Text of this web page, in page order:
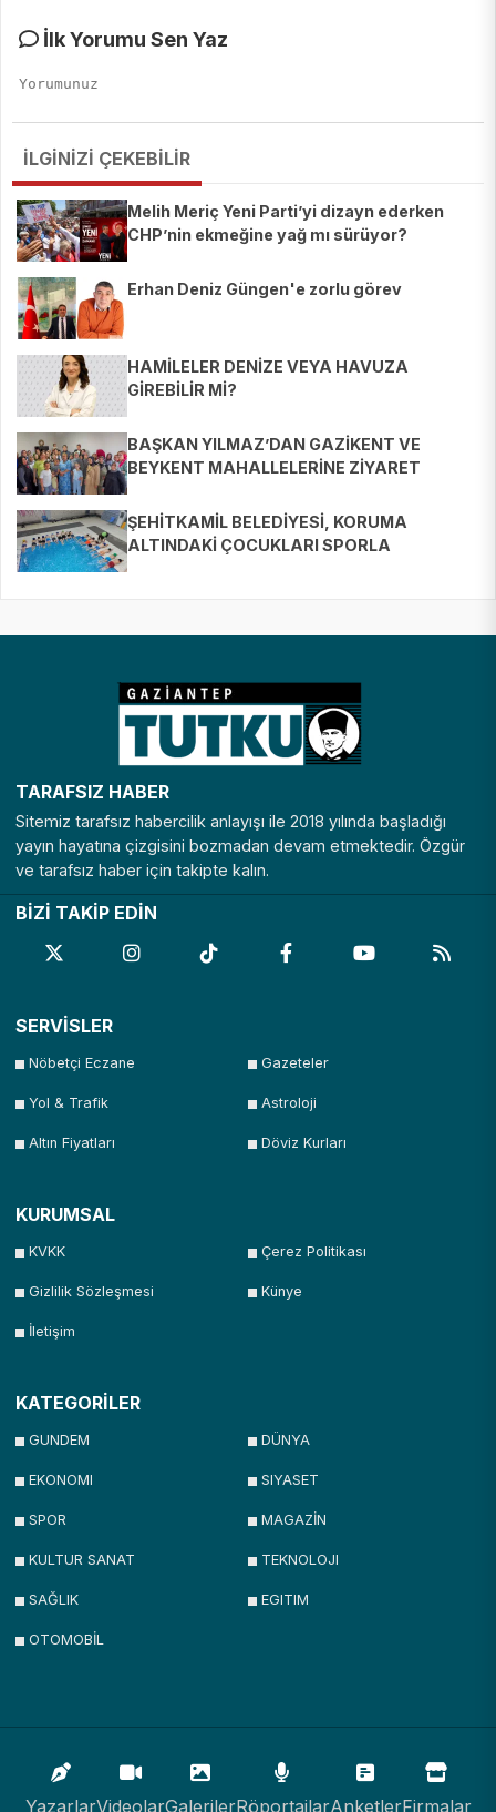
İlk Yorumu Sen Yaz
İLGİNİZİ ÇEKEBİLİR
Melih Meriç Yeni Parti’yi dizayn ederken
CHP’nin ekmeğine yağ mı sürüyor?
Erhan Deniz Güngen'e zorlu görev
HAMİLELER DENİZE VEYA HAVUZA
GİREBİLİR Mİ?
BAŞKAN YILMAZ’DAN GAZİKENT VE
BEYKENT MAHALLELERİNE ZİYARET
ŞEHİTKAMİL BELEDİYESİ, KORUMA
ALTINDAKİ ÇOCUKLARI SPORLA
TARAFSIZ HABER
Sitemiz tarafsız habercilik anlayışı ile 2018 yılında başladığı
yayın hayatına çizgisini bozmadan devam etmektedir. Özgür
ve tarafsız haber için takipte kalın.
BİZİ TAKİP EDİN
SERVİSLER
Nöbetçi Eczane Gazeteler
Yol & Trafik Astroloji
Altın Fiyatları Döviz Kurları
KURUMSAL
KVKK Çerez Politikası
Gizlilik Sözleşmesi Künye
İletişim
KATEGORİLER
GUNDEM DÜNYA
EKONOMI SIYASET
SPOR MAGAZİN
KULTUR SANAT TEKNOLOJI
SAĞLIK EGITIM
OTOMOBİL
YazarlarVideolarGalerilerRöportajlarAnketlerFirmalar